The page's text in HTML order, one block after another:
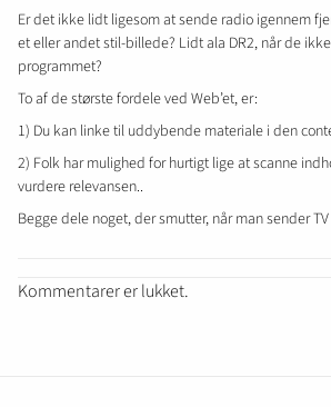
Er det ikke lidt ligesom at sende radio igennem
et eller andet stil-billede? Lidt ala DR2, når de
programmet?
To af de største fordele ved Web’et, er:
1) Du kan linke til uddybende materiale i den
2) Folk har mulighed for hurtigt lige at scanne
vurdere relevansen..
Begge dele noget, der smutter, når man sender
Kommentarer er lukket.